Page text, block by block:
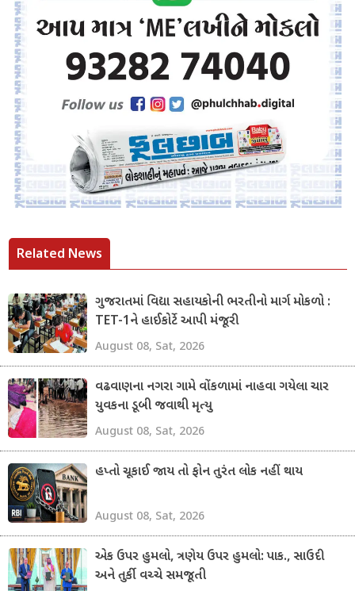
Related News
ગુજરાતમાં વિદ્યા સહાયકોની ભરતીનો માર્ગ મોકળો :
TET-1ને હાઈકોર્ટે આપી મંજૂરી
August 08, Sat, 2026
વઢવાણના નગરા ગામે વોંકળામાં નાહવા ગયેલા ચાર
યુવકના ડૂબી જવાથી મૃત્યુ
August 08, Sat, 2026
હપ્તો ચૂકાઈ જાય તો ફોન તુરંત લોક નહીં થાય
August 08, Sat, 2026
એક ઉપર હુમલો, ત્રણેય ઉપર હુમલો: પાક., સાઉદી
અને તુર્કી વચ્ચે સમજૂતી